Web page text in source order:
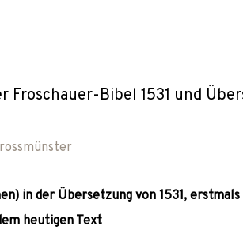
Froschauer-Bibel 1531 und
in der Übersetzung von 1531,
heutigen Text